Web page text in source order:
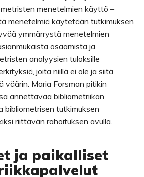
menetelmien käyttö –
menetelmiä käytetään tutkimuksen
ymmärrystä menetelmien
osaamista ja
analyysien tuloksille
joita niillä ei ole ja siitä
väärin. Maria Forsman pitikin
annettavaa bibliometriikan
bibliometrisen tutkimuksen
riittävän rahoituksen avulla.
ja paikalliset